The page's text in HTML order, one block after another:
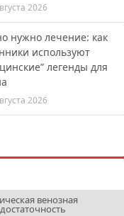
2026
нужно лечение: как
используют
легенды для
2026
венозная